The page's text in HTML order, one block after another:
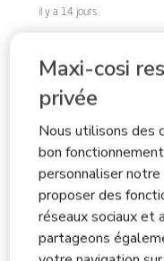
Maxi-cosi
privée
Nous utilisons des
bon
personnaliser
proposer des
réseaux sociaux et
partageons
il y a 14 jours
sind absolut
dieser Kinderwagen
Babywanne hat es
länger als
viel Platz bietet und
nutzen können. Ein
ist das integrierte
Netzfenster sind viel
Kinderwagen. Wenn